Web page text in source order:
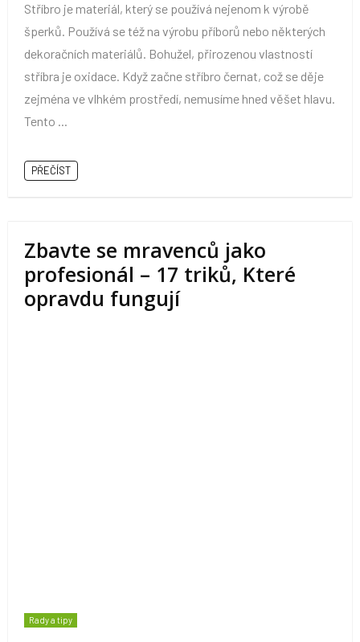
Stříbro je materiál, který se používá nejenom k výrobě
šperků. Používá se též na výrobu příborů nebo některých
dekoračních materiálů. Bohužel, přirozenou vlastností
stříbra je oxidace. Když začne stříbro černat, což se děje
zejména ve vlhkém prostředí, nemusíme hned věšet hlavu.
Tento ...
PŘEČÍST
Zbavte se mravenců jako
profesionál – 17 triků, Které
opravdu fungují
Rady a tipy